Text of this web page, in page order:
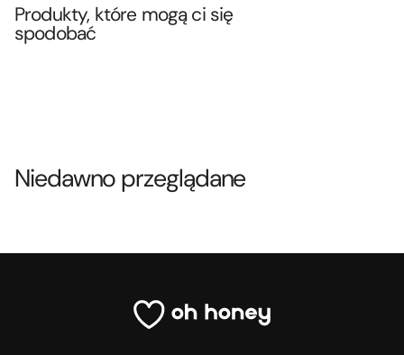
Produkty, które mogą ci się
spodobać
Niedawno przeglądane